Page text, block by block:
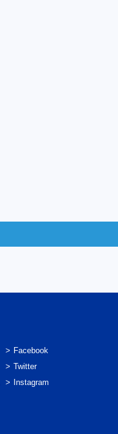
Facebook
Twitter
Instagram